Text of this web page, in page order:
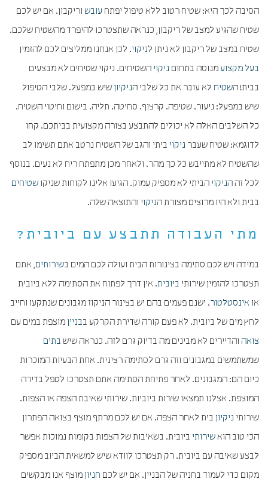
הסיבה לכך היא: שטיח רטוב ללא טיפול יפתח עובש וריקבון. אם יש לכם
שטיח שהגיע למצב של ריקבון, כנראה שתצטרכו להיפרד מהשטיח שלכם.
שטיח במצב של ריקבון לא ניתן לניקוי. לכן אנחנו ממליצים לכם להזמין
בעל מקצוע מנוסה בתחום ניקוי השטיחים. ניקוי שטיחים לא מבצעים
בבית! השטיח לא עובר את כל שלבי הניקיון שיש במפעל. שלבי הטיפול
שיש במפעל: ניעור. שטיפה. קרצוף. סחיטה. תליה. בישום וחיטוי השטיח.
כל השלבים האלה לא יכולים להתבצע בצורה מקצועית בביתכם. קחו
לדוגמא: שטיח שעבר ניקוי ביתי והגב של השטיח נרטב אתם תשימו לב
שהשטיח לא מתייבש כל כך מהר. ולאחר מכן מתפתח ריח לא נעים. בנוסף
לכל זה הניקוי הביתי לא מספיק עמוק. הגיעו אלינו לקוחות שניקו שטיחים
בבית ולא היו מרוצים מצורת הניקוי והתוצאה שלה.
מתי העבודה תתבצע עם ביובית?
במידה ויש לכם סתימה בצינורות הבית ועולה לכם המים בשירותים, אתם
תצטרכו להזמין שירותי ביובית. אין דרך לפתוח את הסתימה ללא ביובית
או אינסטלטור. ישנם פעמים בהם יש בצינור הניקוז מגבונים שנתקעו וחייב
לחץ מים של ביובית. לא פעם קורה שדירת הקרקע בבניין מוצפת במים עם
צואה והדיירים לא מבינים מה בדיוק גרם לזה. כנראה שיש בתים
שמשתמשים במגבונים וזה גרם לסתימה רצינית. אחת הבעיות המוכרות
כיום הם: המגבונים. לאחר פתיחת הסתימה אתם תצטרכו לטפל בדירה
המוצפת. אצלנו תמצאו שירות ביוביות. שירותי שאיבת הצפה או הצפות.
שירותי ניקיון בית לאחר הצפה. אם יש לכם מרתף מוצף בצואה הפתרון
הכי טוב הואשירותי ביובית. בשאיבות של הצפות בקומות נמוכות אפשר
לבצע שאיבה עם ביובית. רק תצטרכו לוודא שיש למשאית הביוב מספיק
מקום כדי לעמוד בחניה של הבניין. אם יש לכם חניון מוצף אנו מבקשים